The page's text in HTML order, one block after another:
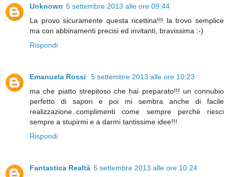
Unknown 5 settembre 2013 alle ore 09:44
La provo sicuramente questa ricettina!!! la trovo semplice
ma con abbinamenti precisi ed invitanti, bravissima :-)
Rispondi
Emanuela Rossi
5 settembre 2013 alle ore 10:23
ma che piatto strepitoso che hai preparato!!! un connubio
perfetto di sapori e poi mi sembra anche di facile
realizzazione..complimenti come sempre perchè riesci
sempre a stupirmi e a darmi tantissime idee!!!
Rispondi
Fantastica Realtà 5 settembre 2013 alle ore 10:24